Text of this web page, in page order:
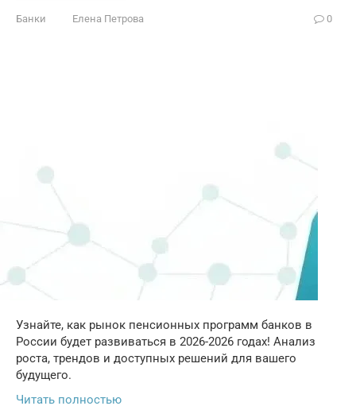
Банки Елена Петрова 0
Узнайте, как рынок пенсионных программ банков в
России будет развиваться в 2026-2026 годах! Анализ
роста, трендов и доступных решений для вашего
будущего.
Читать полностью